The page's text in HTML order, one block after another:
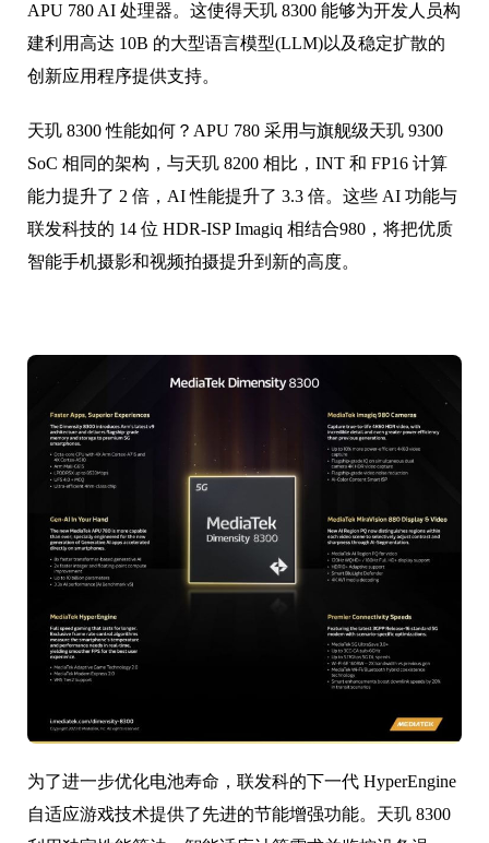
APU 780 AI 处理器。这使得天玑 8300 能够为开发人员构
建利用高达 10B 的大型语言模型(LLM)以及稳定扩散的
创新应用程序提供支持。
天玑 8300 性能如何？APU 780 采用与旗舰级天玑 9300
SoC 相同的架构，与天玑 8200 相比，INT 和 FP16 计算
能力提升了 2 倍，AI 性能提升了 3.3 倍。这些 AI 功能与
联发科技的 14 位 HDR-ISP Imagiq 相结合980，将把优质
智能手机摄影和视频拍摄提升到新的高度。
为了进一步优化电池寿命，联发科的下一代 HyperEngine
自适应游戏技术提供了先进的节能增强功能。天玑 8300